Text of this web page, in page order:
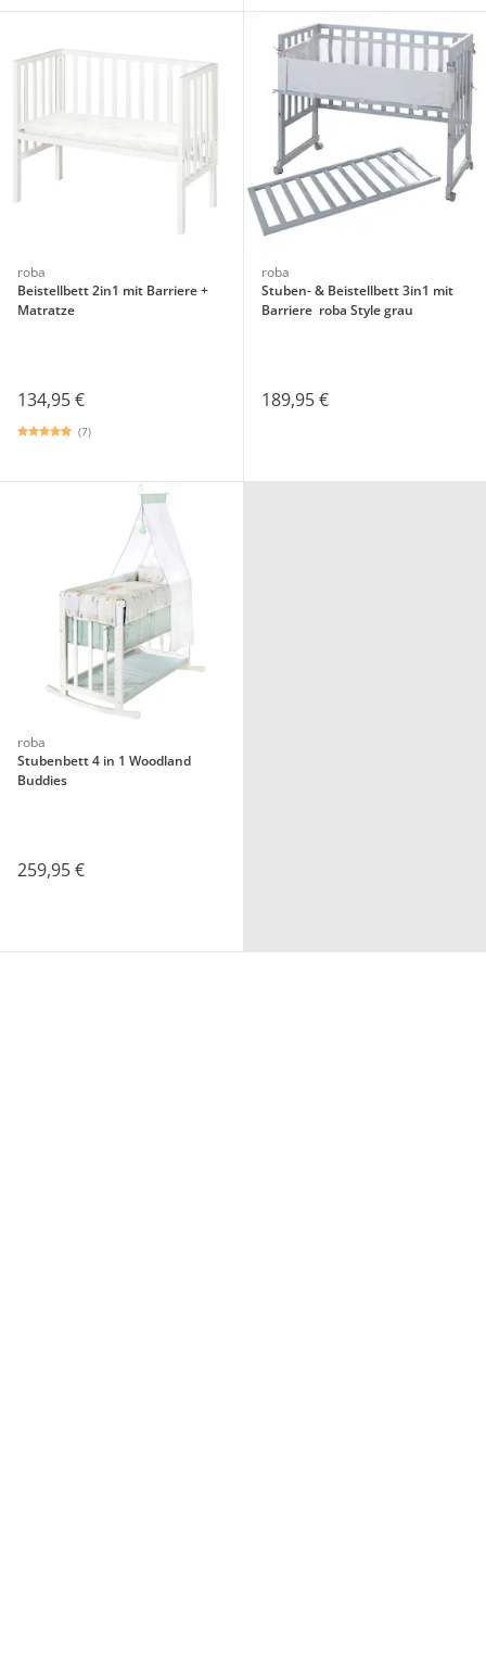
roba
Beistellbett 2in1 mit Barriere +
Matratze
134,95 €
(7)
roba
Stuben- & Beistellbett 3in1 mit
Barriere roba Style grau
189,95 €
roba
Stubenbett 4 in 1 Woodland
Buddies
259,95 €